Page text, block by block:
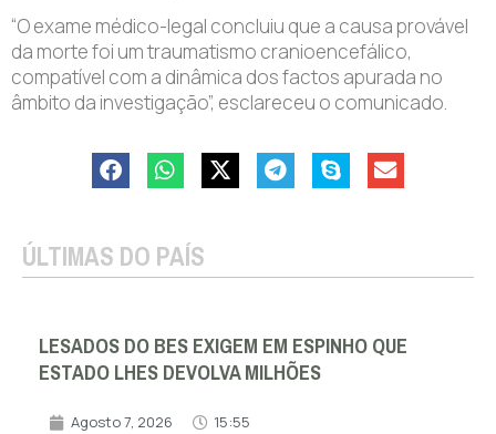
“O exame médico-legal concluiu que a causa provável
da morte foi um traumatismo cranioencefálico,
compatível com a dinâmica dos factos apurada no
âmbito da investigação”, esclareceu o comunicado.
ÚLTIMAS DO PAÍS
LESADOS DO BES EXIGEM EM ESPINHO QUE
ESTADO LHES DEVOLVA MILHÕES
Agosto 7, 2026 15:55